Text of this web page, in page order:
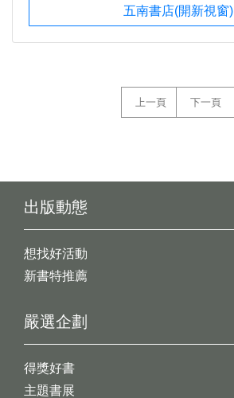
五南書店(開新視窗)
上一頁 下一頁
出版動態
想找好活動
新書特推薦
嚴選企劃
得獎好書
主題書展